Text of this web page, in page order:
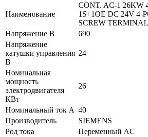
Наименование
CONT. AC-1 26KW
1S+1OE DC 24V 4-
SCREW
Напряжение В
690
Напряжение
катушки управления
В
24
Номинальная
мощность
электродвигателя
КВт
26
Номинальный ток А 40
Производитель
SIEMENS
Род тока
Переменный AC